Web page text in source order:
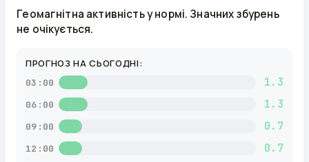
Геомагнітна активність у нормі. Значних збурень
не очікується.
ПРОГНОЗ НА СЬОГОДНІ:
03:00 1.3
06:00 1.3
09:00 0.7
12:00 0.7